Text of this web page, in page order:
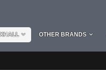
OTHER BRANDS